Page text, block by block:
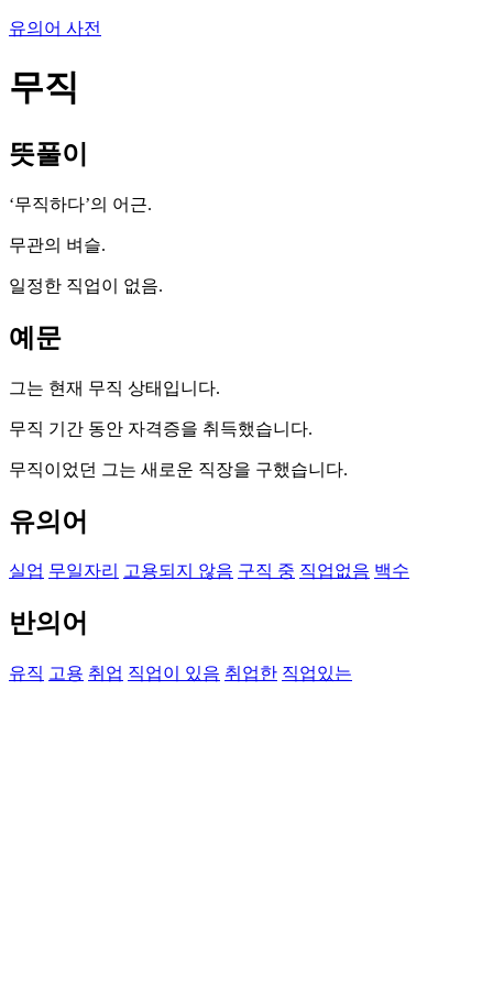
유의어 사전
무직
뜻풀이
‘무직하다’의 어근.
무관의 벼슬.
일정한 직업이 없음.
예문
그는 현재 무직 상태입니다.
무직 기간 동안 자격증을 취득했습니다.
무직이었던 그는 새로운 직장을 구했습니다.
유의어
실업 무일자리 고용되지 않음 구직 중 직업없음 백수
반의어
유직 고용 취업 직업이 있음 취업한 직업있는